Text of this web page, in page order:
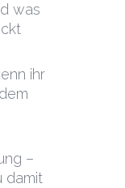
was
ihr
–
damit